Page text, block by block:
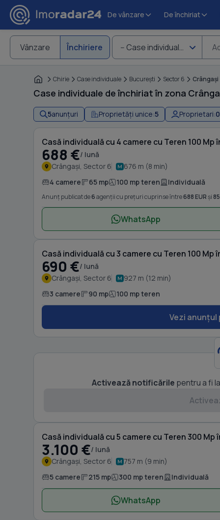
De vânzare De închiriat
Vânzare Închiriere -- Case individuale
Chirie Case individuale Bucureşti Sector 6 Crângaşi
Case individuale de închiriat în zona
5anunțuri Proprietăți unice:5 Proprietari:0
Casă individuală cu 4 camere cu Teren 100 Mp
688 €/ lună
Crângași, Sector 6 676 m (8 min)
4 camere 65 mp 100 mp teren Individuală
Anunț publicat de6agenții cu prețuri cuprinse între688 EURși
WhatsApp
Casă individuală cu 3 camere cu Teren 100 Mp
690 €/ lună
Crângași, Sector 6 927 m (12 min)
3 camere 90 mp 100 mp teren
Vezi anunțul
Activează notificările pentru a fi
Casă individuală cu 5 camere cu Teren 300 Mp
3.100 €/ lună
Crângași, Sector 6 757 m (9 min)
5 camere 215 mp 300 mp teren Individuală
WhatsApp